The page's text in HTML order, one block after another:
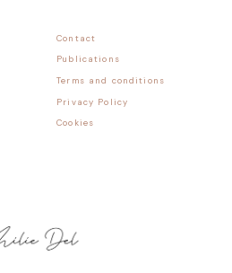
Contact
Publications
Terms and conditions
Privacy Policy
Cookies